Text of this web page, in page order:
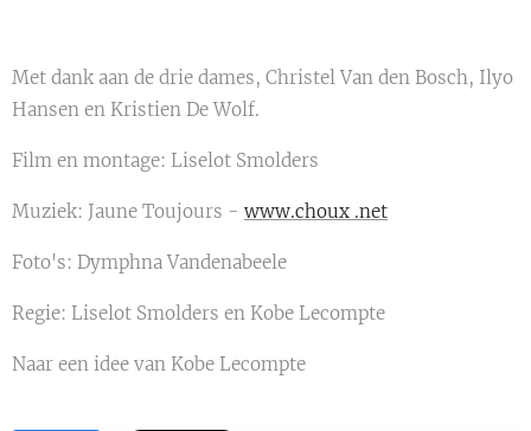
Met dank aan de drie dames, Christel Van den Bosch, Ilyo
Hansen en Kristien De Wolf.
Film en montage: Liselot Smolders
Muziek: Jaune Toujours - www.choux .net
Foto's: Dymphna Vandenabeele
Regie: Liselot Smolders en Kobe Lecompte
Naar een idee van Kobe Lecompte